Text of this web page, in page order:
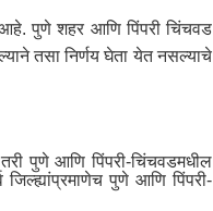
आहे. पुणे शहर आणि पिंपरी चिंचवड
तसा निर्णय घेता येत नसल्याचे
पुणे आणि पिंपरी-चिंचवडमधील
पुणे आणि पिंपरी-